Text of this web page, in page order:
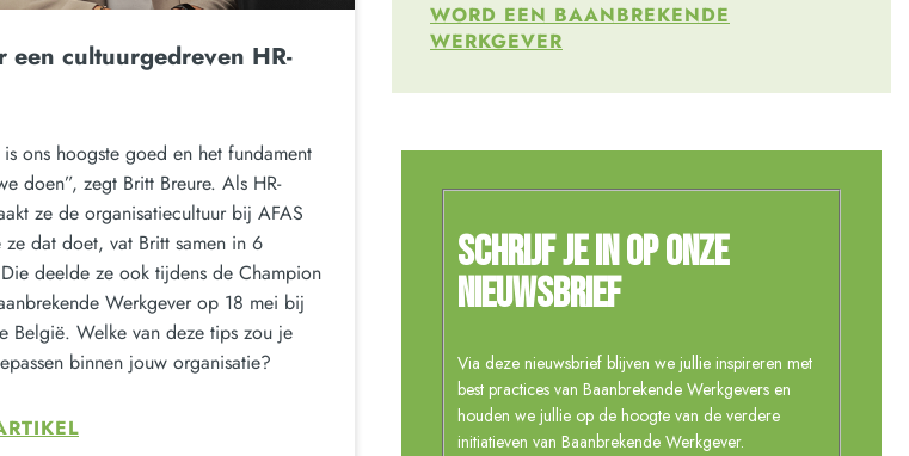
een cultuurgedreven HR-
ons hoogste goed en het fundament
doen”, zegt Britt Breure. Als HR-
ze de organisatiecultuur bij AFAS
dat doet, vat Britt samen in 6
deelde ze ook tijdens de Champion
Werkgever op 18 mei bij
België. Welke van deze tips zou je
binnen jouw organisatie?
WORD EEN BAANBREKENDE
WERKGEVER